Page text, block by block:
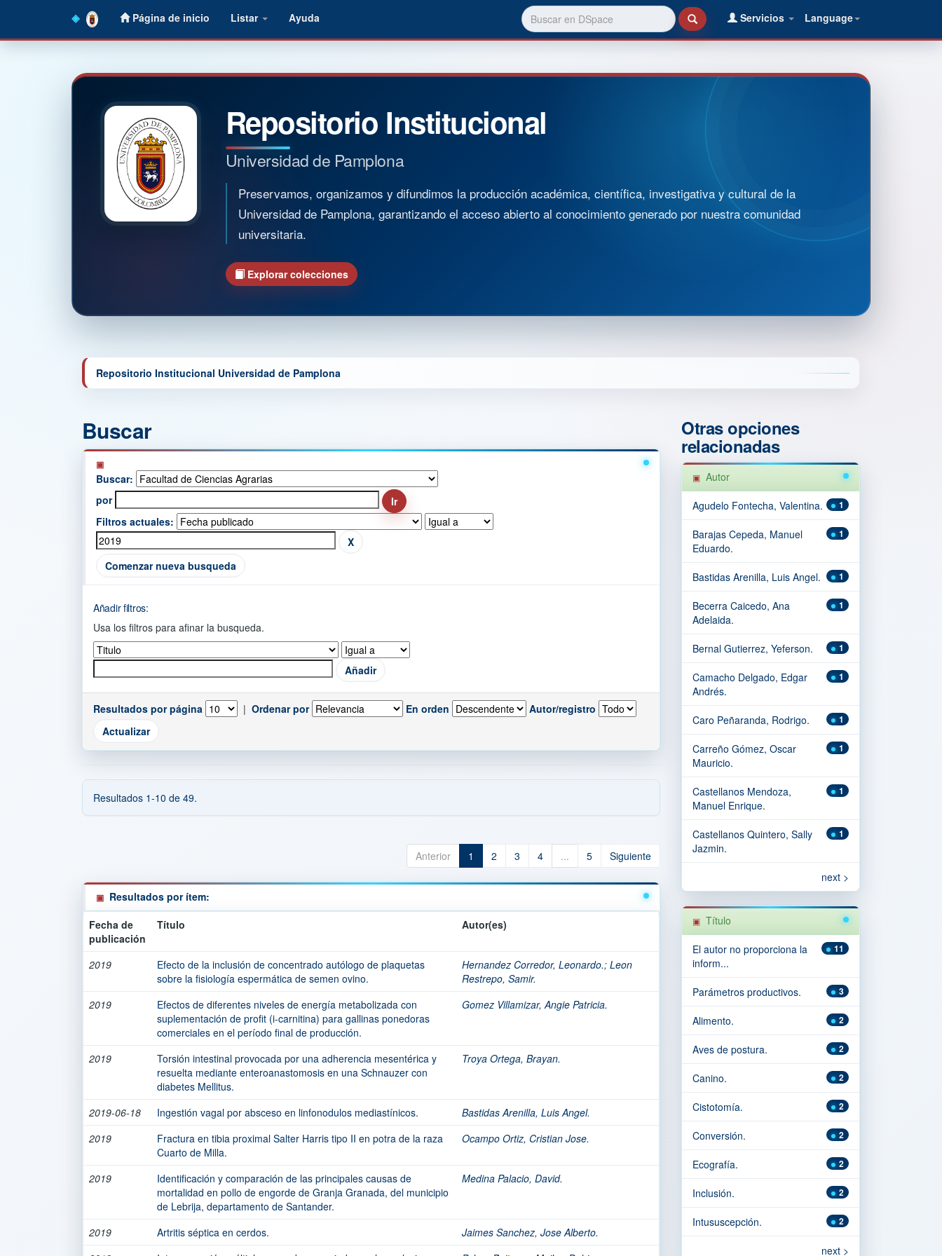
Página de inicio Listar Ayuda Language
Servicios
Repositorio Institucional
Universidad de Pamplona
Preservamos, organizamos y difundimos la producción académica, científica, investigativa y cultural de la
Universidad de Pamplona, garantizando el acceso abierto al conocimiento generado por nuestra comunidad
universitaria.
Explorar colecciones
Repositorio Institucional Universidad de Pamplona
Buscar
Buscar:
por
Filtros actuales:
Comenzar nueva busqueda
Añadir filtros:
Usa los filtros para afinar la busqueda.
Resultados por página | Ordenar por En orden Autor/registro
Resultados 1-10 de 49.
Anterior 1 2 3 4 ... 5 Siguiente
Resultados por ítem:
Fecha de
publicación
Título Autor(es)
2019
Efecto de la inclusión de concentrado autólogo de plaquetas
sobre la fisiología espermática de semen ovino.
Hernandez Corredor, Leonardo.; Leon
Restrepo, Samir.
2019
Efectos de diferentes niveles de energía metabolizada con
suplementación de profit (i-carnitina) para gallinas ponedoras
comerciales en el período final de producción.
Gomez Villamizar, Angie Patricia.
2019
Torsión intestinal provocada por una adherencia mesentérica y
resuelta mediante enteroanastomosis en una Schnauzer con
diabetes Mellitus.
Troya Ortega, Brayan.
2019-06-18 Ingestión vagal por absceso en linfonodulos mediastínicos.
Bastidas Arenilla, Luis Angel.
2019
Fractura en tibia proximal Salter Harris tipo II en potra de la raza
Cuarto de Milla.
Ocampo Ortiz, Cristian Jose.
2019
Identificación y comparación de las principales causas de
mortalidad en pollo de engorde de Granja Granada, del municipio
de Lebrija, departamento de Santander.
Medina Palacio, David.
2019 Artritis séptica en cerdos.
Jaimes Sanchez, Jose Alberto.
Otras opciones
relacionadas
Autor
1
Agudelo Fontecha, Valentina.
1
Barajas Cepeda, Manuel
Eduardo.
1
Bastidas Arenilla, Luis Angel.
1
Becerra Caicedo, Ana
Adelaida.
1
Bernal Gutierrez, Yeferson.
1
Camacho Delgado, Edgar
Andrés.
1
Caro Peñaranda, Rodrigo.
1
Carreño Gómez, Oscar
Mauricio.
1
Castellanos Mendoza,
Manuel Enrique.
1
Castellanos Quintero, Sally
Jazmin.
next >
Título
11
El autor no proporciona la
inform...
3
Parámetros productivos.
2
Alimento.
2
Aves de postura.
2
Canino.
2
Cistotomía.
2
Conversión.
2
Ecografía.
2
Inclusión.
2
Intususcepción.
next >